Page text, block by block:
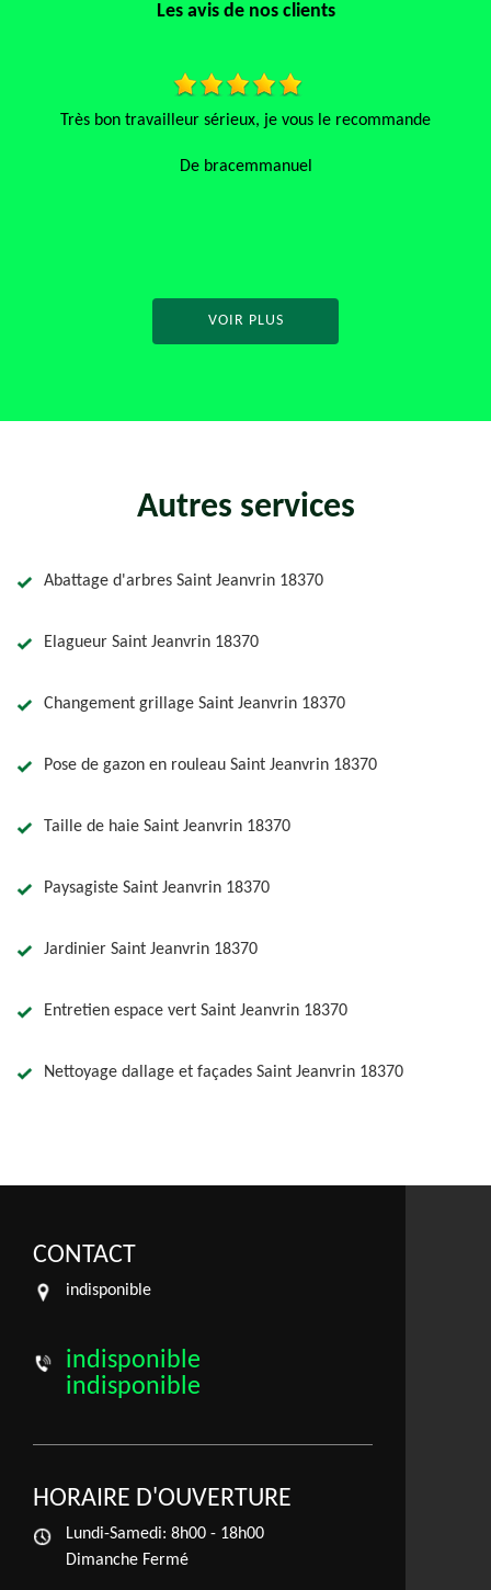
Les avis de nos clients
vous le recommande
“Super travail sur l’aménagement de
VOIR PLUS
Autres services
Abattage d'arbres Saint Jeanvrin 18370
Elagueur Saint Jeanvrin 18370
Changement grillage Saint Jeanvrin 18370
Pose de gazon en rouleau Saint Jeanvrin 18370
Taille de haie Saint Jeanvrin 18370
Paysagiste Saint Jeanvrin 18370
Jardinier Saint Jeanvrin 18370
Entretien espace vert Saint Jeanvrin 18370
Nettoyage dallage et façades Saint Jeanvrin 18370
CONTACT
indisponible
indisponible
indisponible
HORAIRE D'OUVERTURE
Lundi-Samedi: 8h00 - 18h00
Dimanche Fermé